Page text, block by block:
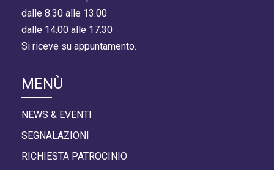
dalle 8.30 alle 13.00
dalle 14.00 alle 17.30
Si riceve su appuntamento.
MENÙ
NEWS & EVENTI
SEGNALAZIONI
RICHIESTA PATROCINIO